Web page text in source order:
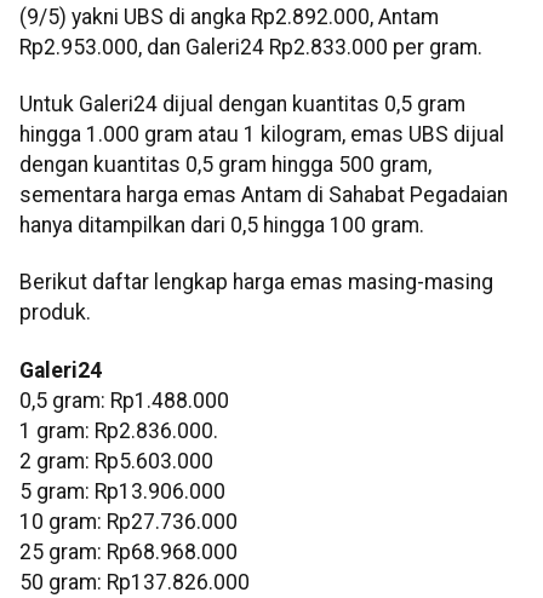
(9/5) yakni UBS di angka Rp2.892.000, Antam
Rp2.953.000, dan Galeri24 Rp2.833.000 per gram.
Untuk Galeri24 dijual dengan kuantitas 0,5 gram
hingga 1.000 gram atau 1 kilogram, emas UBS dijual
dengan kuantitas 0,5 gram hingga 500 gram,
sementara harga emas Antam di Sahabat Pegadaian
hanya ditampilkan dari 0,5 hingga 100 gram.
Berikut daftar lengkap harga emas masing-masing
produk.
Galeri24
0,5 gram: Rp1.488.000
1 gram: Rp2.836.000.
‎2 gram: Rp5.603.000
‎5 gram: Rp13.906.000
‎10 gram: Rp27.736.000
‎25 gram: Rp68.968.000
‎50 gram: Rp137.826.000